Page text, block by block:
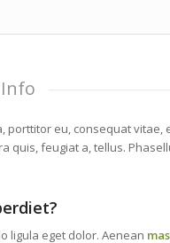
porttitor eu, consequat vitae,
quis, feugiat a, tellus.
ligula eget dolor. Aenean